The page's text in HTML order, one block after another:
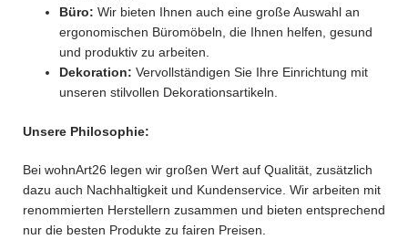
Büro: Wir bieten Ihnen auch eine große Auswahl an
ergonomischen Büromöbeln, die Ihnen helfen, gesund
und produktiv zu arbeiten.
Dekoration: Vervollständigen Sie Ihre Einrichtung mit
unseren stilvollen Dekorationsartikeln.
Unsere Philosophie:
Bei wohnArt26 legen wir großen Wert auf Qualität, zusätzlich
dazu auch Nachhaltigkeit und Kundenservice. Wir arbeiten mit
renommierten Herstellern zusammen und bieten entsprechend
nur die besten Produkte zu fairen Preisen.